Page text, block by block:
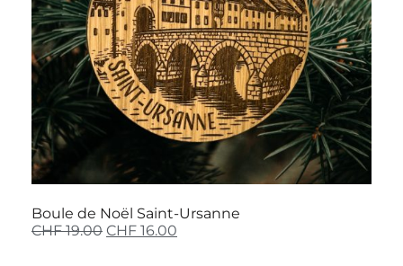
Boule de Noël Saint-Ursanne
CHF19.00 CHF 16.00